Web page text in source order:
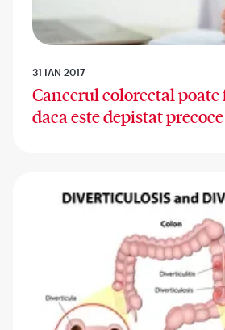
31 IAN 2017
Cancerul colorectal
daca este depistat precoce